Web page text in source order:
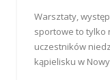
Warsztaty,
sportowe to tylko
uczestników
kąpielisku w